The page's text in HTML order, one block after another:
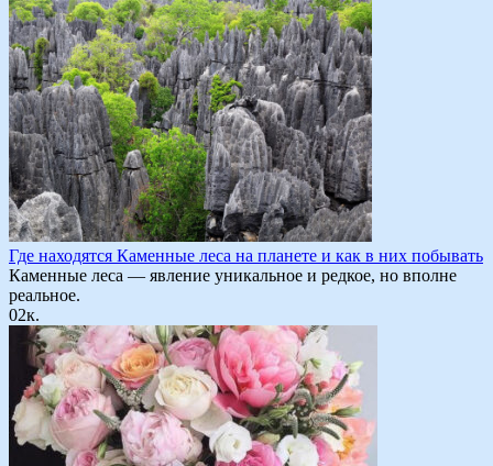
Где находятся Каменные леса на планете и как в них побывать
Каменные леса — явление уникальное и редкое, но вполне
реальное.
02к.